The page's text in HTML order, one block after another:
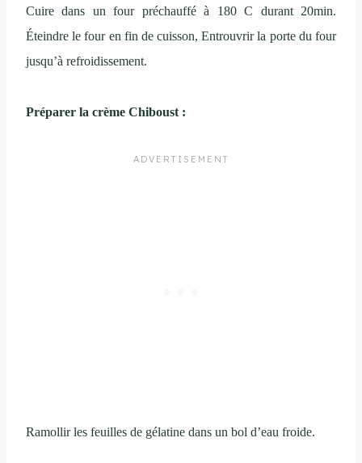
Cuire dans un four préchauffé à 180 C durant 20min.
Éteindre le four en fin de cuisson, Entrouvrir la porte du four
jusqu’à refroidissement.
Préparer la crème Chiboust :
Ramollir les feuilles de gélatine dans un bol d’eau froide.